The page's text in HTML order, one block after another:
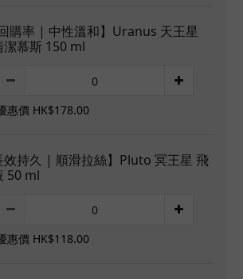
購率 | 中性溫和】Uranus 天王星
慕斯 150 ml
惠價 HK$178.00
效持久 | 順滑拉絲】Pluto 冥王星 飛
50 ml
惠價 HK$118.00